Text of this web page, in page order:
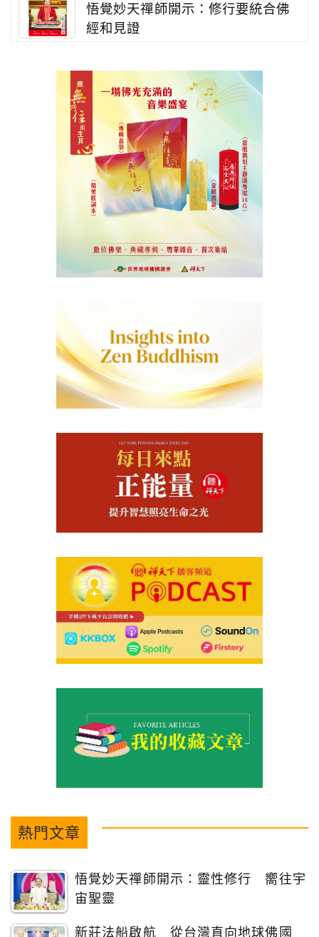
悟覺妙天禪師開示：修行要統合佛
經和見證
熱門文章
悟覺妙天禪師開示：靈性修行 嚮往宇
宙聖靈
新莊法船啟航 從台灣直向地球佛國